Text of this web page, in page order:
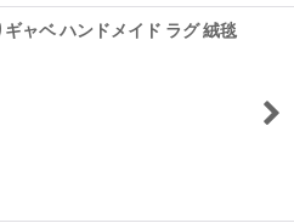
ャベ ハンドメイド ラグ 絨毯